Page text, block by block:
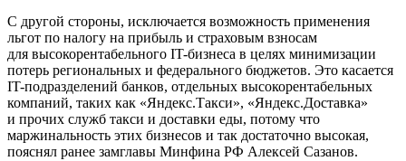
С другой стороны, исключается возможность применения
льгот по налогу на прибыль и страховым взносам
для высокорентабельного IT-бизнеса в целях минимизации
потерь региональных и федерального бюджетов. Это касается
IT-подразделений банков, отдельных высокорентабельных
компаний, таких как «Яндекс.Такси», «Яндекс.Доставка»
и прочих служб такси и доставки еды, потому что
маржинальность этих бизнесов и так достаточно высокая,
пояснял ранее замглавы Минфина РФ Алексей Сазанов.